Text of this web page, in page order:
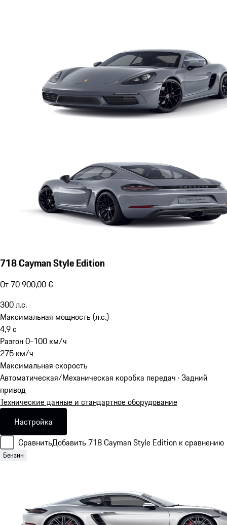
718 Cayman Style Edition
От 70 900,00 €
300л.с.
Максимальная мощность (л.с.)
4,9с
Разгон 0-100 км/ч
275 км/ч
Максимальная скорость
Автоматическая/Механическая коробка передач · Задний
привод
Технические данные и стандартное оборудование
Настройка
СравнитьДобавить 718 Cayman Style Edition к сравнению
Бензин